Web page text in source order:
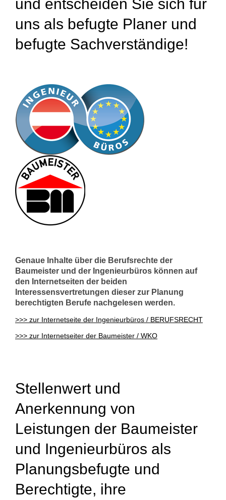
und entscheiden Sie sich für
uns als befugte Planer und
befugte Sachverständige!
Genaue Inhalte über die Berufsrechte der
Baumeister und der Ingenieurbüros können auf
den Internetseiten der beiden
Interessensvertretungen dieser zur Planung
berechtigten Berufe nachgelesen werden.
>>> zur Internetseite der Ingenieurbüros / BERUFSRECHT
>>> zur Internetseiter der Baumeister / WKO
Stellenwert und
Anerkennung von
Leistungen der Baumeister
und Ingenieurbüros als
Planungsbefugte und
Berechtigte, ihre